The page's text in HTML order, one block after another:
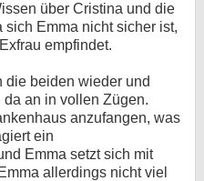
über Cristina und die
sich Emma nicht sicher ist,
empfindet.
beiden wieder und
an in vollen Zügen.
anzufangen, was
ein
Emma setzt sich mit
allerdings nicht viel
Einstellungen
Ansicht